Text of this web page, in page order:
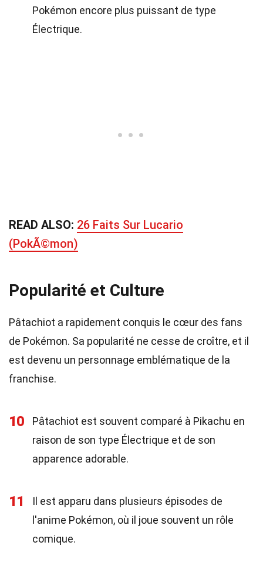
Pokémon encore plus puissant de type
Électrique.
READ ALSO: 26 Faits Sur Lucario
(PokÃ©mon)
Popularité et Culture
Pâtachiot a rapidement conquis le cœur des fans
de Pokémon. Sa popularité ne cesse de croître, et il
est devenu un personnage emblématique de la
franchise.
10
Pâtachiot est souvent comparé à Pikachu en
raison de son type Électrique et de son
apparence adorable.
11
Il est apparu dans plusieurs épisodes de
l'anime Pokémon, où il joue souvent un rôle
comique.